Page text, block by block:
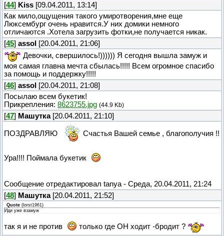
[44] Kiss [09.04.2011, 13:14]
Как мило,ощущения такого умиротворения,мне еще
Люксембург очень нравится.У них домики немного
отличаются .Хотела загрузить фотки,не получается никак.
[45] assol
[20.04.2011, 21:06]
Девочки, свершилось!)))))) Я сегодня вышла замуж и
моя самая главна мечта сбылась!!!!! Всем огромное спасибо
за помощь и поддержку!!!!!
[46] assol
[20.04.2011, 21:08]
Посылаю всем букетик!
Прикрепления: 8623755.jpg (44.9 Kb)
[47] Машутка[20.04.2011, 21:10]
ПОЗДРАВЛЯЮ Счастья Вашей семье , благополучия !!
Ура!!!! Поймала букетик
Сообщение отредактировал tanya- Среда, 20.04.2011, 21:24
[48] Машутка[20.04.2011, 21:52]
Quote ( lorst1961 )
Иди уже взамуж
так я и не против
только где ОН ходит -бродит ?